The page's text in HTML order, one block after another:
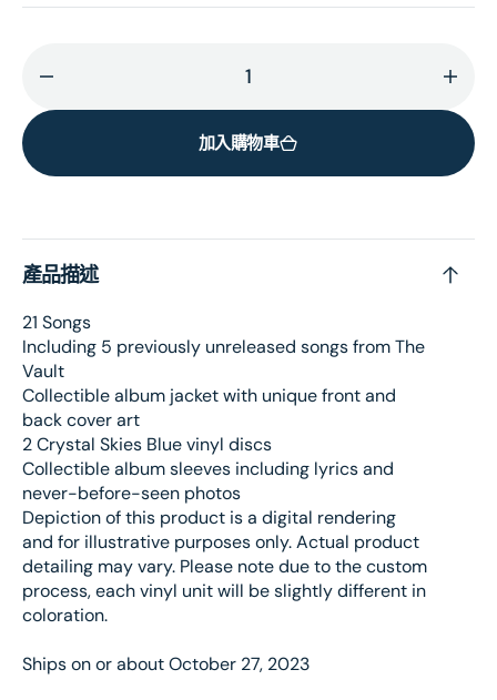
(Taylor&#39;s
的
數
量
增
加
1989
數
加入購物車
產品描述
21 Songs
Including 5 previously unreleased songs from The
Vault
Collectible album jacket with unique front and
back cover art
2 Crystal Skies Blue vinyl discs
Collectible album sleeves including lyrics and
never-before-seen photos
Depiction of this product is a digital rendering
and for illustrative purposes only. Actual product
detailing may vary. Please note due to the custom
process, each vinyl unit will be slightly different in
coloration.
Ships on or about October 27, 2023